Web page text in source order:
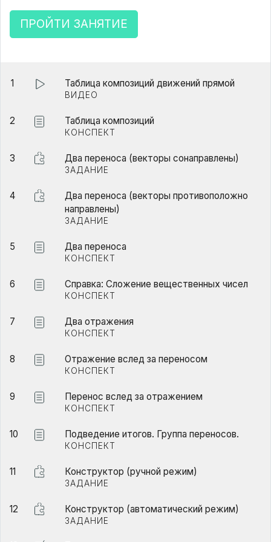
ПРОЙТИ ЗАНЯТИЕ
1 Таблица композиций движений прямой
ВИДЕО
2 Таблица композиций
КОНСПЕКТ
3 Два переноса (векторы сонаправлены)
ЗАДАНИЕ
4
Два переноса (векторы противоположно
направлены)
ЗАДАНИЕ
5 Два переноса
КОНСПЕКТ
6 Справка: Сложение вещественных чисел
КОНСПЕКТ
7 Два отражения
КОНСПЕКТ
8 Отражение вслед за переносом
КОНСПЕКТ
9 Перенос вслед за отражением
КОНСПЕКТ
10 Подведение итогов. Группа переносов.
КОНСПЕКТ
11 Конструктор (ручной режим)
ЗАДАНИЕ
12 Конструктор (автоматический режим)
ЗАДАНИЕ